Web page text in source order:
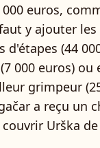
euros,
y ajouter les
d'étapes (44
000 euros) ou
grimpeur
a reçu un
Urška